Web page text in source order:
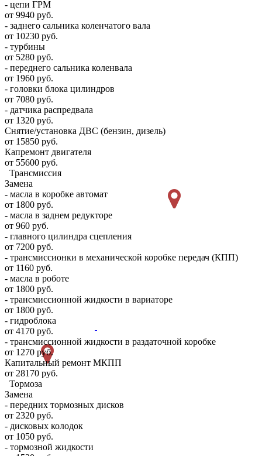
- цепи ГРМ
от 9940 руб.
- заднего сальника коленчатого вала
от 10230 руб.
- турбины
от 5280 руб.
- переднего сальника коленвала
от 1960 руб.
- головки блока цилиндров
от 7080 руб.
- датчика распредвала
от 1320 руб.
Снятие/установка ДВС (бензин, дизель)
от 15850 руб.
Капремонт двигателя
от 55600 руб.
Трансмиссия
Замена
- масла в коробке автомат
от 1800 руб.
- масла в заднем редукторе
от 960 руб.
- главного цилиндра сцепления
от 7200 руб.
- трансмиссионки в механической коробке передач (КПП)
от 1160 руб.
- масла в роботе
от 1800 руб.
- трансмиссионной жидкости в вариаторе
от 1800 руб.
- гидроблока
от 4170 руб.
- трансмиссионной жидкости в раздаточной коробке
от 1270 руб.
Капитальный ремонт МКПП
от 28170 руб.
Тормоза
Замена
- передних тормозных дисков
от 2320 руб.
- дисковых колодок
от 1050 руб.
- тормозной жидкости